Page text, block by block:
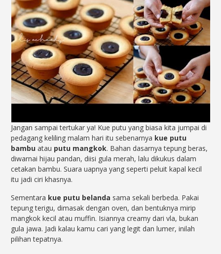
Jangan sampai tertukar ya! Kue putu yang biasa kita jumpai di
pedagang keliling malam hari itu sebenarnya kue putu
bambu atau putu mangkok. Bahan dasarnya tepung beras,
diwarnai hijau pandan, diisi gula merah, lalu dikukus dalam
cetakan bambu. Suara uapnya yang seperti peluit kapal kecil
itu jadi ciri khasnya.
Sementara kue putu belanda sama sekali berbeda. Pakai
tepung terigu, dimasak dengan oven, dan bentuknya mirip
mangkok kecil atau muffin. Isiannya creamy dari vla, bukan
gula jawa. Jadi kalau kamu cari yang legit dan lumer, inilah
pilihan tepatnya.